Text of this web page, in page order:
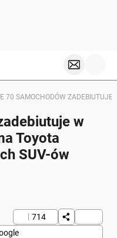
70 SAMOCHODÓW ZADEBIUTUJE
w
Toyota
SUV-ów
714